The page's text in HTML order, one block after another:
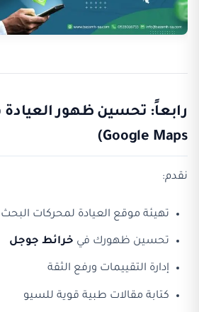
Google Maps)
نقدم:
تهيئة موقع العيادة لمحركات البحث
تحسين ظهورك فيخرائط جوجل
إدارة التقييمات ورفع الثقة
كتابة مقالات طبية قوية للسيو